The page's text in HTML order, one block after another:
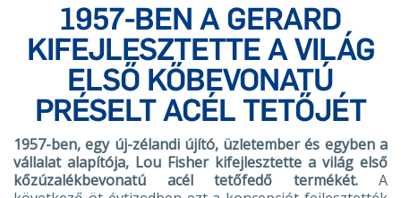
1957-BEN A GERARD
KIFEJLESZTETTE A VILÁG
ELSŐ KŐBEVONATÚ
PRÉSELT ACÉL TETŐJÉT
1957-ben, egy új-zélandi újító, üzletember és egyben a
vállalat alapítója, Lou Fisher kifejlesztette a világ első
kőzúzalékbevonatú acél tetőfedő termékét.A